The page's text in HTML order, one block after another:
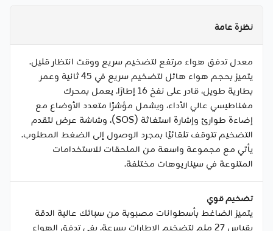
نظرة عامة
معدل تدفق هواء مرتفع لتضخيم سريع ووقت انتظار قليل.
يتميز بحجم هواء هائل لتضخيم سريع في 45 ثانية وعمر
بطارية طويل، قادر على نفخ 16 إطارًا. يعمل بمحرك
مغناطيسي عالي الأداء، ويشمل مؤشرًا متعدد الأوضاع مع
إضاءة طوارئ وإشارة استغاثة (SOS)، وشاشة عرض لتقدم
التضخيم تتوقف تلقائيًا بمجرد الوصول إلى الضغط المطلوب.
يأتي مع مجموعة واسعة من الملحقات للاستخدامات
المتنوعة في سيناريوهات مختلفة.
تضخيم قوي
يتميز الضاغط بأسطوانات مصبوبة من سبائك عالية الدقة
بقياس 27 ملم لتضخيم الإطارات بسرعة. يفي تدفق الهواء